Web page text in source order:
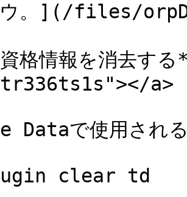
ウ。](/files/
格情報を消去
a>
Dataで使用され
clear td